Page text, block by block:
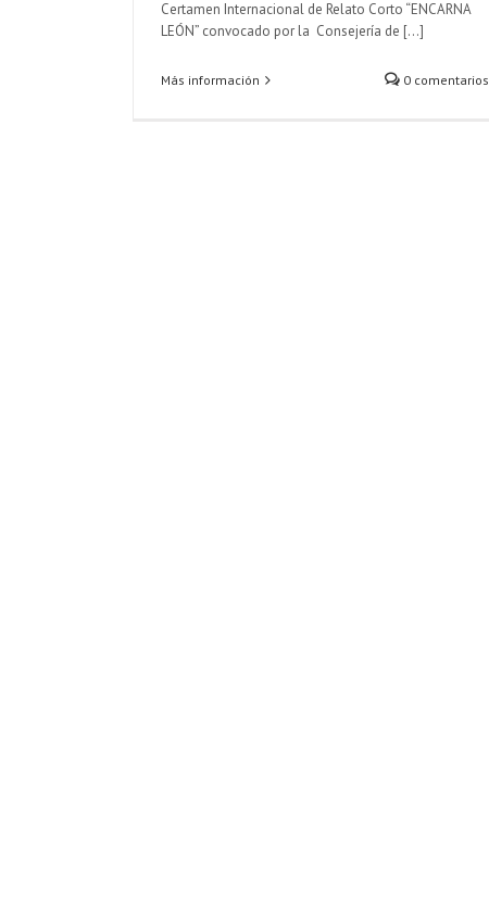
Certamen Internacional de Relato Corto “ENCARNA
LEÓN” convocado por la Consejería de [...]
Más información 0 comentarios